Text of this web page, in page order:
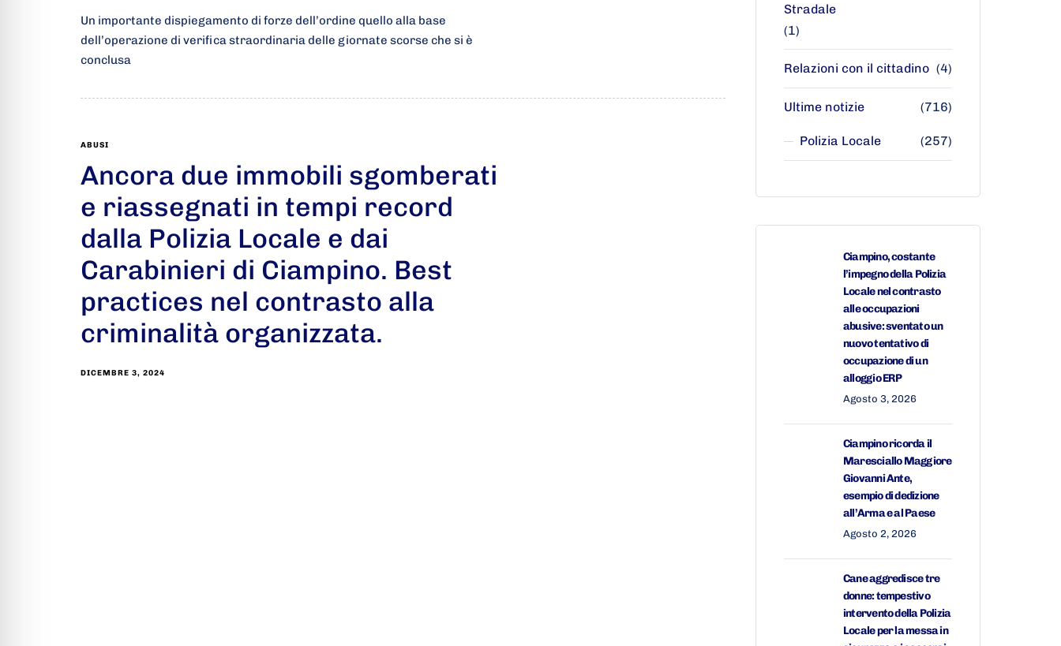
Un importante dispiegamento di forze dell’ordine quello alla base
dell’operazione di verifica straordinaria delle giornate scorse che si è
conclusa
ABUSI
Ancora due immobili sgomberati
e riassegnati in tempi record
dalla Polizia Locale e dai
Carabinieri di Ciampino. Best
practices nel contrasto alla
criminalità organizzata.
DICEMBRE 3, 2024
Stradale
(1)
Relazioni con il cittadino (4)
Ultime notizie (716)
Polizia Locale (257)
Ciampino, costante
l’impegno della Polizia
Locale nel contrasto
alle occupazioni
abusive: sventato un
nuovo tentativo di
occupazione di un
alloggio ERP
Agosto 3, 2026
Ciampino ricorda il
Maresciallo Maggiore
Giovanni Ante,
esempio di dedizione
all’Arma e al Paese
Agosto 2, 2026
Cane aggredisce tre
donne: tempestivo
intervento della Polizia
Locale per la messa in